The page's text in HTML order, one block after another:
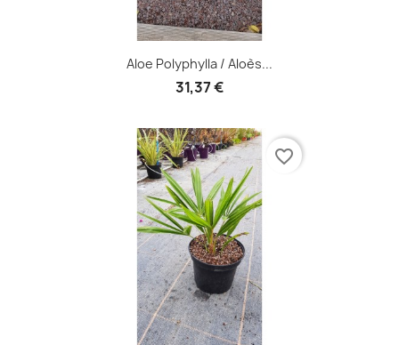
Aloe Polyphylla / Aloès...
31,37 €
favorite_border